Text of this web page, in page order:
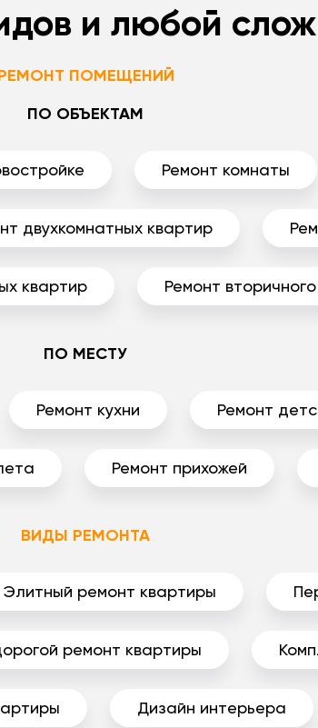
и любой
ПОМЕЩЕНИЙ
ПО ОБЪЕКТАМ
Ремонт комнаты
двухкомнатных квартир
квартир Ремонт
ПО МЕСТУ
Ремонт кухни Ремонт
Ремонт прихожей
ВИДЫ РЕМОНТА
Элитный ремонт квартиры
ремонт квартиры
Дизайн интерьера